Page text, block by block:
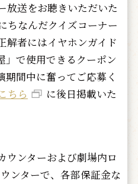
放送をお聴きいただいた
ちなんだクイズコーナー
解者にはイヤホンガイド
」で使用できるクーポン
期間中に奮ってご応募く
こちら
に後日掲載いた
ンターおよび劇場内ロ
ンターで、各部保証金な